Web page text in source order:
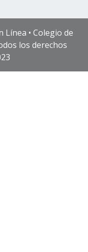
• Colegio de
los derechos